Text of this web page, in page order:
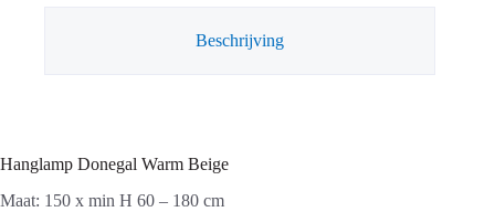
Beschrijving
Hanglamp Donegal Warm Beige
Maat: 150 x min H 60 – 180 cm